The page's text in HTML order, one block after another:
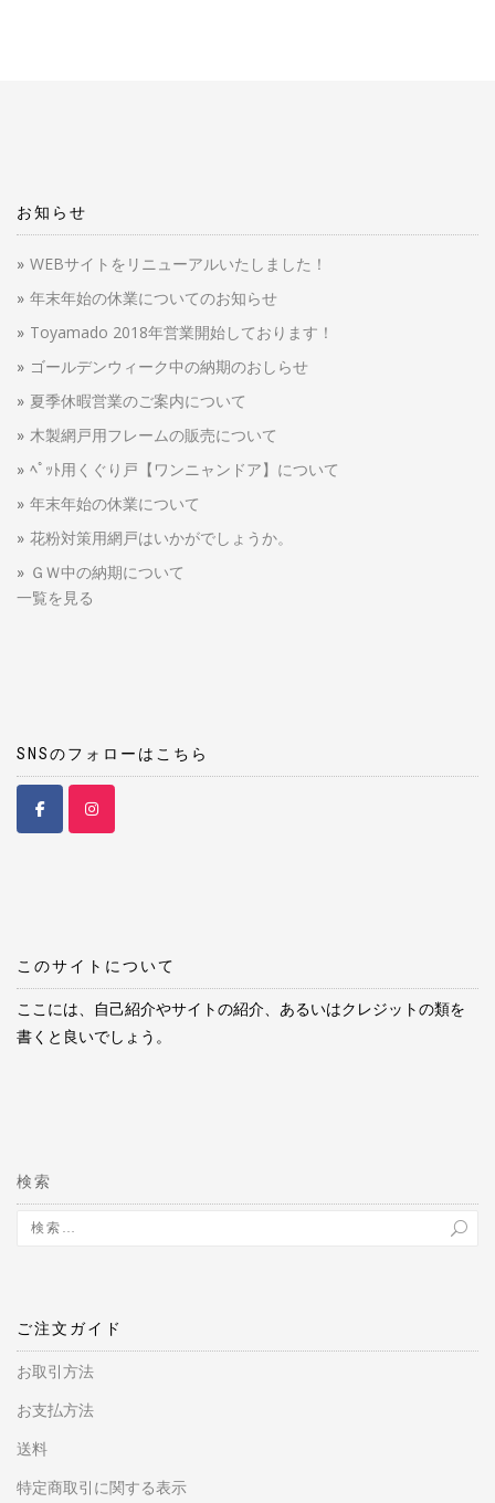
お知らせ
WEBサイトをリニューアルいたしました！
年末年始の休業についてのお知らせ
Toyamado 2018年営業開始しております！
ゴールデンウィーク中の納期のおしらせ
夏季休暇営業のご案内について
木製網戸用フレームの販売について
ﾍﾟｯﾄ用くぐり戸【ワンニャンドア】について
年末年始の休業について
花粉対策用網戸はいかがでしょうか。
ＧＷ中の納期について
一覧を見る
SNSのフォローはこちら
このサイトについて
ここには、自己紹介やサイトの紹介、あるいはクレジットの類を
書くと良いでしょう。
検索
ご注文ガイド
お取引方法
お支払方法
送料
特定商取引に関する表示